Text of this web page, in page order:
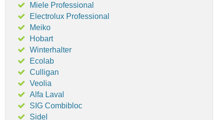
Miele Professional
Electrolux Professional
Meiko
Hobart
Winterhalter
Ecolab
Culligan
Veolia
Alfa Laval
SIG Combibloc
Sidel